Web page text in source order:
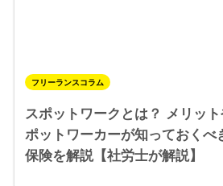
フリーランスコラム
スポットワークとは？ メリッ
ポットワーカーが知っておくべ
保険を解説【社労士が解説】